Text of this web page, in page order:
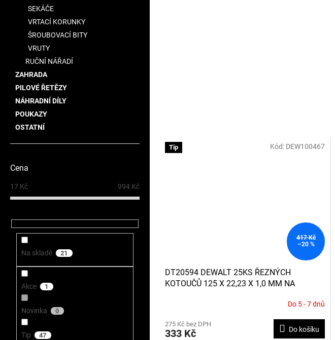
SEKÁČE
VRTACÍ KORUNKY
ŠROUBOVACÍ BITY
VRUTY
RUČNÍ NÁŘADÍ
ZAHRADA
PILOVÉ ŘETĚZY
NÁHRADNÍ DÍLY
POUKAZY
OSTATNÍ
Cena
17 Kč 994 Kč
Na skladě 21
Akce 1
Novinka 0
Tip 47
Tip
417 Kč
–20 %
DT20594 DEWALT 25KS ŘEZNÝCH
KOTOUČŮ 125 X 22,23 X 1,0 MM NA
Do 5 - 7 dnů
275 Kč bez DPH
333 Kč Do košíku
Kód: DEW100467